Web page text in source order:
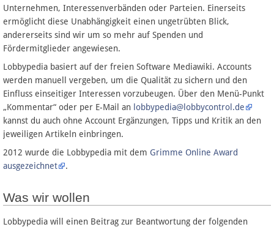
Fördermitglied werden
Fehler melden
Vernetzen
Newsletter
Bluesky
Facebook
Instagram
Unternehmen, Interessenverbänden oder Parteien. Einerseits
ermöglicht diese Unabhängigkeit einen ungetrübten Blick,
andererseits sind wir um so mehr auf Spenden und
Fördermitglieder angewiesen.
Lobbypedia basiert auf der freien Software Mediawiki. Accounts
werden manuell vergeben, um die Qualität zu sichern und den
Einfluss einseitiger Interessen vorzubeugen. Über den Menü-Punkt
„Kommentar“ oder per E-Mail an lobbypedia@lobbycontrol.de
kannst du auch ohne Account Ergänzungen, Tipps und Kritik an den
jeweiligen Artikeln einbringen.
2012 wurde die Lobbypedia mit dem Grimme Online Award
ausgezeichnet
.
Was wir wollen
Lobbypedia will einen Beitrag zur Beantwortung der folgenden